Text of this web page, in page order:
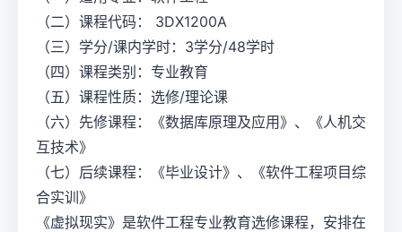
（二）课程代码： 3DX1200A
（三）学分/课内学时：3学分/48学时
（四）课程类别：专业教育
（五）课程性质：选修/理论课
（六）先修课程：《数据库原理及应用》、《人机交
互技术》
（七）后续课程：《毕业设计》、《软件工程项目综
合实训》
《虚拟现实》是软件工程专业教育选修课程，安排在